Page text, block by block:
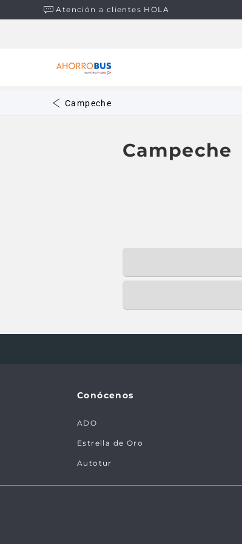
Atención a clientes HOLA
Campeche
Campeche
Conócenos
ADO
Estrella de Oro
Autotur